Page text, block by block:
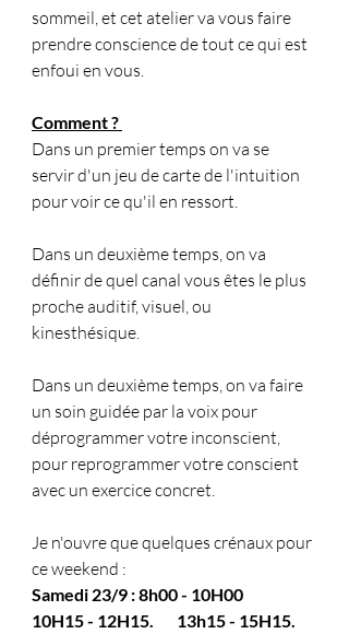
sommeil, et cet atelier va vous faire
prendre conscience de tout ce qui est
enfoui en vous.
Comment ?
Dans un premier temps on va se
servir d'un jeu de carte de l'intuition
pour voir ce qu'il en ressort.
Dans un deuxième temps, on va
définir de quel canal vous êtes le plus
proche auditif, visuel, ou
kinesthésique.
Dans un deuxième temps, on va faire
un soin guidée par la voix pour
déprogrammer votre inconscient,
pour reprogrammer votre conscient
avec un exercice concret.
Je n'ouvre que quelques crénaux pour
ce weekend :
Samedi 23/9 : 8h00 - 10H00
10H15 - 12H15.       13h15 - 15H15.